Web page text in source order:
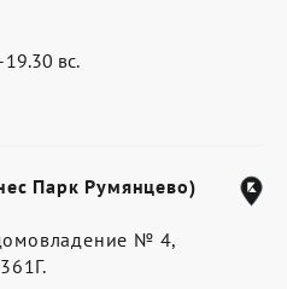
вс.
Парк Румянцево)
№ 4,